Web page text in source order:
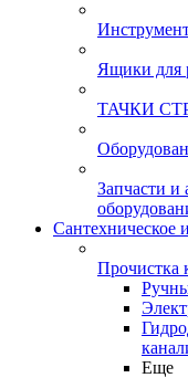
Ящики для
ТАЧКИ
Запчасти и
Сантехническое
Прочистка
Еще